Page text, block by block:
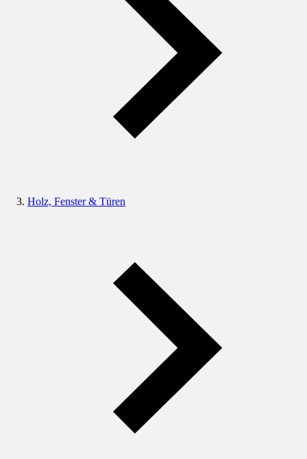
Holz, Fenster & Türen